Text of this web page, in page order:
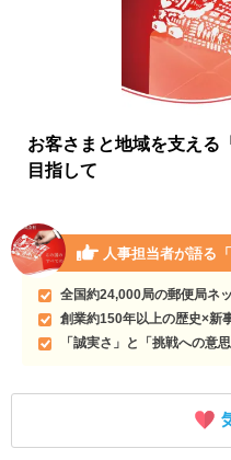
お客さまと地域を支える
目指して
人事担当者が語る
全国約24,000局の郵便局ネ
創業約150年以上の歴史×新
「誠実さ」と「挑戦への意